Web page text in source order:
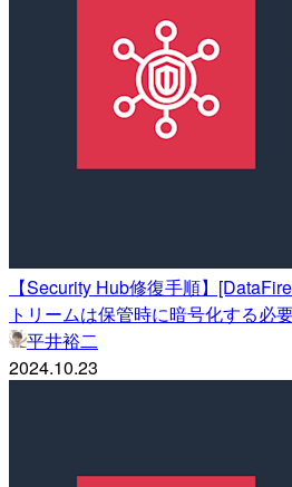
【Security Hub修復手順】
トリームは保管時に暗号化する必
平井裕二
2024.10.23